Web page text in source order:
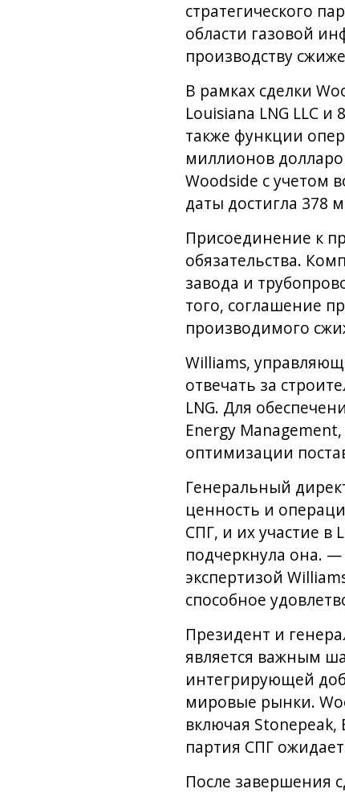
стратегического
области газовой
производству
В рамках сделки
Louisiana LNG LLC
также функции
миллионов
Woodside с учетом
даты достигла 378
Присоединение к
обязательства.
завода и
того, соглашение
производимого
Williams,
отвечать за
LNG. Для
Energy
оптимизации
Генеральный
ценность и
СПГ, и их участие в
подчеркнула она.
экспертизой
способное
Президент и
является важным
интегрирующей
мировые рынки.
включая Stonepeak,
партия СПГ
После завершения